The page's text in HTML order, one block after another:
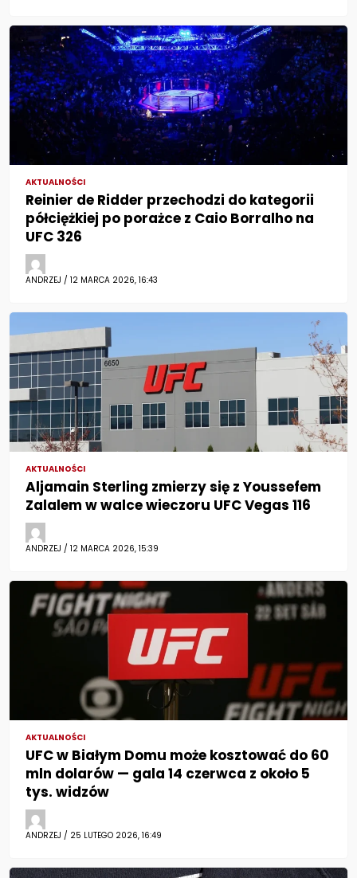
AKTUALNOŚCI
Reinier de Ridder przechodzi do kategorii
półciężkiej po porażce z Caio Borralho na
UFC 326
ANDRZEJ / 12 MARCA 2026, 16:43
AKTUALNOŚCI
Aljamain Sterling zmierzy się z Youssefem
Zalalem w walce wieczoru UFC Vegas 116
ANDRZEJ / 12 MARCA 2026, 15:39
AKTUALNOŚCI
UFC w Białym Domu może kosztować do 60
mln dolarów — gala 14 czerwca z około 5
tys. widzów
ANDRZEJ / 25 LUTEGO 2026, 16:49